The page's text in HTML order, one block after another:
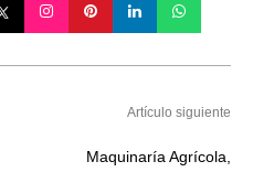
Artículo siguiente
Maquinaría Agrícola,